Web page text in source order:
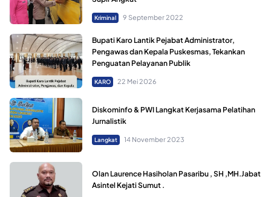
Kriminal 9 September 2022
Bupati Karo Lantik Pejabat Administrator,
Pengawas dan Kepala Puskesmas, Tekankan
Penguatan Pelayanan Publik
KARO 22 Mei 2026
Diskominfo & PWI Langkat Kerjasama Pelatihan
Jurnalistik
Langkat 14 November 2023
Olan Laurence Hasiholan Pasaribu , SH ,MH.Jabat
Asintel Kejati Sumut .